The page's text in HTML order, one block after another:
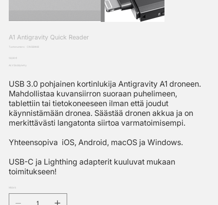
A1 Antigravity Quick Reader
Tuotenumero:
SKU
CINSBANB
Hinta
58,90 €
ALV Sisällytetty
USB 3.0 pohjainen kortinlukija Antigravity A1 droneen.
Mahdollistaa kuvansiirron suoraan puhelimeen,
tablettiin tai tietokoneeseen ilman että joudut
käynnistämään dronea. Säästää dronen akkua ja on
merkittävästi langatonta siirtoa varmatoimisempi.
Yhteensopiva iOS, Android, macOS ja Windows.
USB-C ja Lighthing adapterit kuuluvat mukaan
toimitukseen!
Määrä